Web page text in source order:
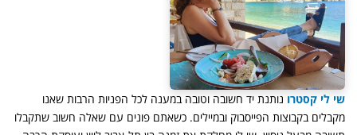
שי לי קסטרו נותנת יד חשובה וטובה במענה לכל הפניות הרבות שאנו
מקבלים בקבוצות הפייסבוק ובמיילים. כשאתם פונים עם שאלה חשוב שתקבלו